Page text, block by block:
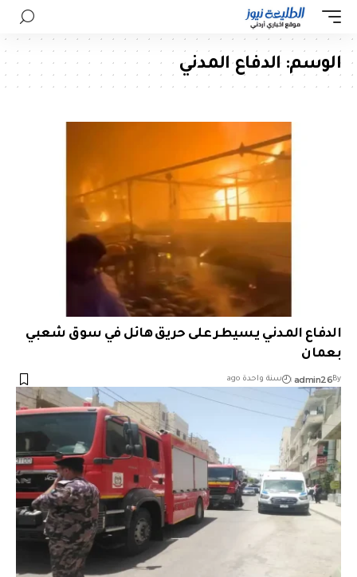
الوسم:الدفاع المدني
الدفاع المدني يسيطر على حريق هائل في سوق شعبي
بعمان
By
admin26 سنة واحدة ago